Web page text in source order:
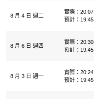
8 月 4 日 週二
實際：20:07
預計：19:45
8 月 6 日 週四
實際：20:30
預計：19:45
8 月 3 日 週一
實際：20:24
預計：19:45